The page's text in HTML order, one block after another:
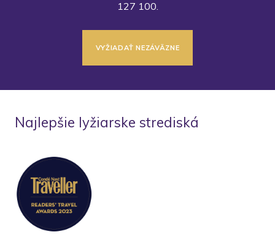
127 100.
VYŽIADAŤ NEZÁVÄZNE
Najlepšie lyžiarske strediská